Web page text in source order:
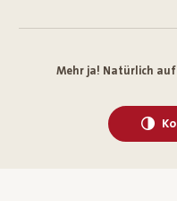
Mehr ja! Natürlich auf